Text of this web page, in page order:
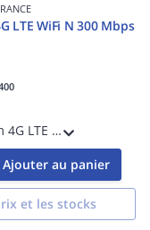
LTE WiFi N 300 Mbps
Box 2-en-1 modem 4G LTE et routeur WiFi : partagez la 4G jusqu'à 150 Mbps, WiFi 300 Mbps (2,4 GHz). Slot Micro-SIM multi-opérateurs, antennes LTE externes, port LAN/WAN, jusqu'à 32 appareils, portable, installation simple.
Ajouter au panier
et les stocks